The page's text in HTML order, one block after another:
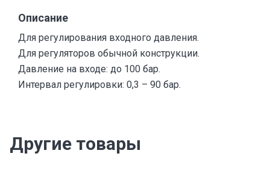
Описание
Для регулирования входного давления.
Для регуляторов обычной конструкции.
Давление на входе: до 100 бар.
Интервал регулировки: 0,3 – 90 бар.
Другие товары